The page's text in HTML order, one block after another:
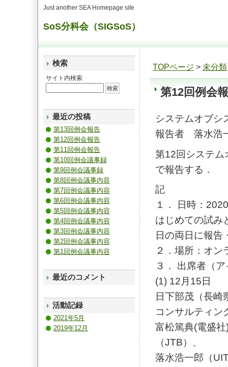
Just another SEA Homepage site
SoS分科会（SIGSoS）
TOPページ > 未分類
第12回例会
システムオブシ
報告者 落水浩
第12回システム
で報告する．
記
１． 日時：
はじめての試み
日の両日に報告
２．場所：オ
３． 出席者（
(1) 12月15日
日下部茂（長崎
コンサルティン
富松篤典(電盛
（JTB）、
落水浩一郎（
検索
サイト内検索
最近の投稿
第13回例会報告
第12回例会報告
第11回例会報告
第10回例会議事録
第9回例会議事録
第8回例会議事内容
第7回例会議事内容
第6回例会議事内容
第5回例会議事内容
第4回例会議事内容
第3回例会議事内容
第2回例会議事内容
第1回例会議事内容
最近のコメント
活動記録
2021年5月
2019年12月